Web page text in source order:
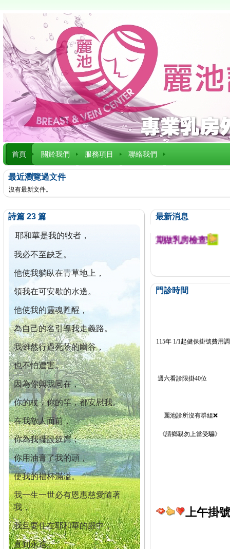
首頁 關於我們 服務項目 聯絡我們
最近瀏覽過文件
沒有最新文件。
詩篇 23 篇
耶和華是我的牧者，
我必不至缺乏。
他使我躺臥在青草地上，
領我在可安歇的水邊。
他使我的靈魂甦醒，
為自己的名引導我走義路。
我雖然行過死蔭的幽谷，
也不怕遭害。
因為你與我同在，
你的杖，你的竿，都安慰我。
在我敵人面前，
你為我擺設筵席；
你用油膏了我的頭，
使我的福杯滿溢。
我一生一世必有恩惠慈愛隨著
我，
我且要住在耶和華的殿中，
直到永遠。
最新消息
今已篩檢出1700位乳癌患者,提醒您定期做乳房檢查!
門診時間
115年 1/1起健保掛號費用
週六看診限掛40位
麗池診所沒有群組❌
《請鄉親勿上當受騙》
上午掛